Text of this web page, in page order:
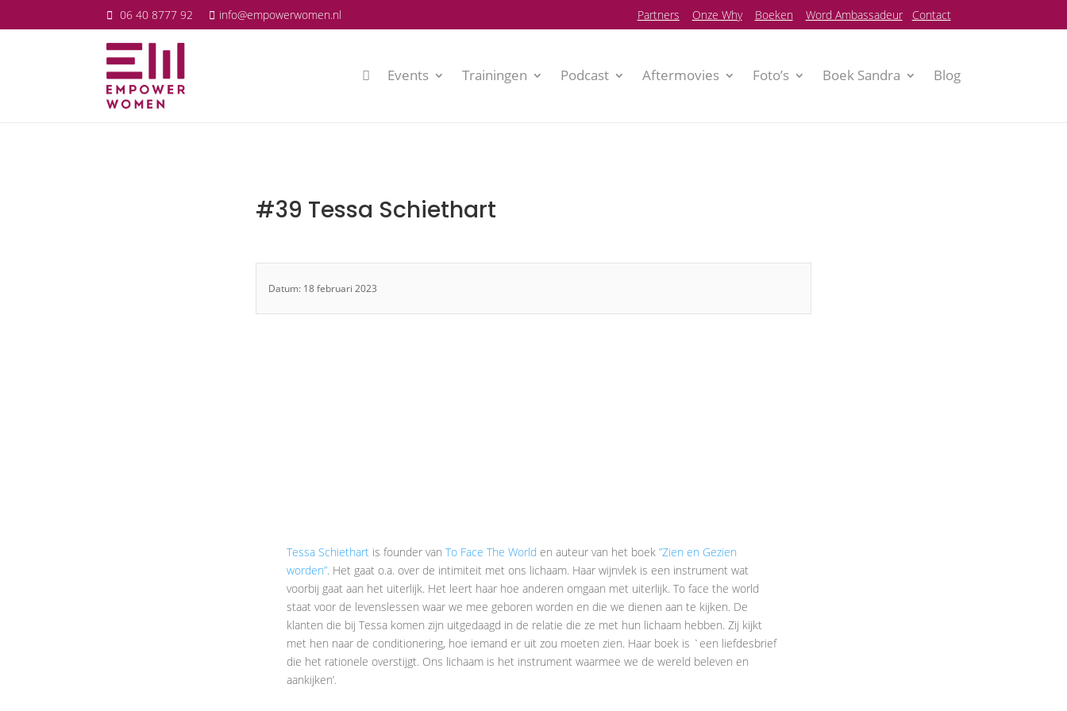
06 40 8777 92 info@empowerwomen.nl Partners Onze Why Boeken Word Ambassadeur Contact
Events Trainingen Podcast Aftermovies Foto’s Boek Sandra Blog
#39 Tessa Schiethart
Datum: 18 februari 2023
Tessa Schiethart is founder vanTo Face The World en auteur van het boek”Zien en Gezien
worden”. Het gaat o.a. over de intimiteit met ons lichaam. Haar wijnvlek is een instrument wat
voorbij gaat aan het uiterlijk. Het leert haar hoe anderen omgaan met uiterlijk. To face the world
staat voor de levenslessen waar we mee geboren worden en die we dienen aan te kijken. De
klanten die bij Tessa komen zijn uitgedaagd in de relatie die ze met hun lichaam hebben. Zij kijkt
met hen naar de conditionering, hoe iemand er uit zou moeten zien. Haar boek is `een liefdesbrief
die het rationele overstijgt. Ons lichaam is het instrument waarmee we de wereld beleven en
aankijken’.